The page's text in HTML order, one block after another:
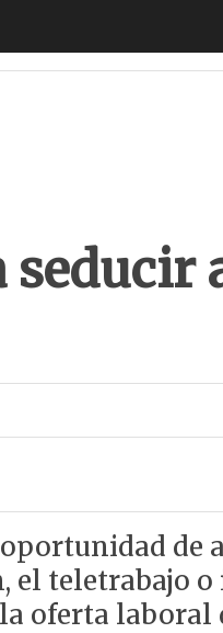
seducir
de
el teletrabajo o
oferta laboral